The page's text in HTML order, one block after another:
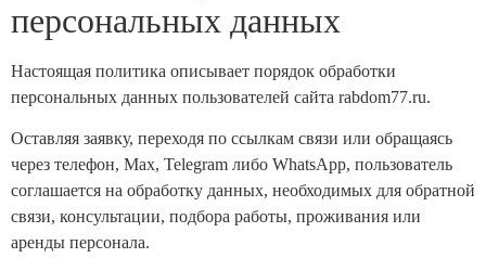
персональных данных
Настоящая политика описывает порядок обработки
персональных данных пользователей сайта rabdom77.ru.
Оставляя заявку, переходя по ссылкам связи или обращаясь
через телефон, Max, Telegram либо WhatsApp, пользователь
соглашается на обработку данных, необходимых для обратной
связи, консультации, подбора работы, проживания или
аренды персонала.